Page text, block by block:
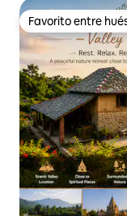
Favorito entre
Favorito entre